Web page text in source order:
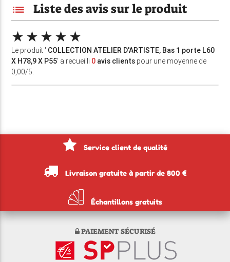
list Liste des avis sur le produit
Le produit ' COLLECTION ATELIER D'ARTISTE, Bas 1 porte L60
X H78,9 X P55' a recueilli 0 avis clients pour une moyenne de
0,00/5.
Service client de qualité
Livraison gratuite à partir de 800 €
Échantillons gratuits
PAIEMENT SÉCURISÉ